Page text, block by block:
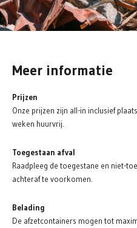
Meer informatie
Prijzen
Onze prijzen zijn all-in inclusief
weken huurvrij.
Toegestaan afval
Raadpleeg de toegestane en niet-
achteraf te voorkomen.
Belading
De afzetcontainers mogen tot